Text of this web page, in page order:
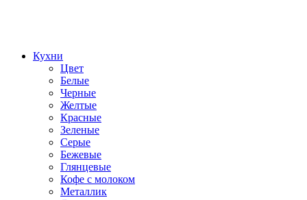
Кухни
Цвет
Белые
Черные
Желтые
Красные
Зеленые
Серые
Бежевые
Глянцевые
Кофе с молоком
Металлик